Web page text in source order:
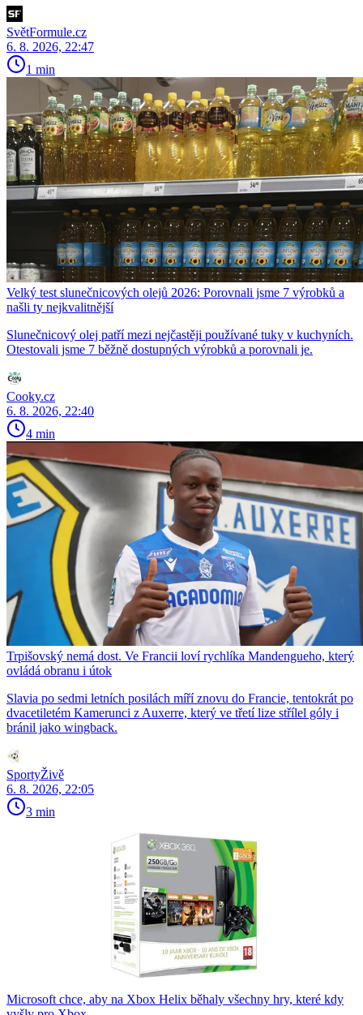
SvětFormule.cz
6. 8. 2026, 22:47
1 min
Velký test slunečnicových olejů 2026: Porovnali jsme 7 výrobků a
našli ty nejkvalitnější
Slunečnicový olej patří mezi nejčastěji používané tuky v kuchyních.
Otestovali jsme 7 běžně dostupných výrobků a porovnali je.
Cooky.cz
6. 8. 2026, 22:40
4 min
Trpišovský nemá dost. Ve Francii loví rychlíka Mandengueho, který
ovládá obranu i útok
Slavia po sedmi letních posilách míří znovu do Francie, tentokrát po
dvacetiletém Kamerunci z Auxerre, který ve třetí lize střílel góly i
bránil jako wingback.
SportyŽivě
6. 8. 2026, 22:05
3 min
Microsoft chce, aby na Xbox Helix běhaly všechny hry, které kdy